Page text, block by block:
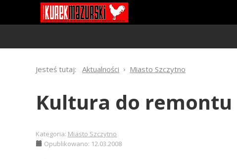
Jesteś tutaj: Aktualności Miasto Szczytno
Kultura do remontu
Kategoria: Miasto Szczytno
Opublikowano: 12.03.2008